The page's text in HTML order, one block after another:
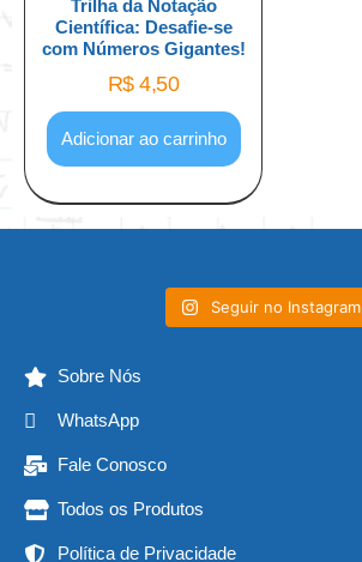
Trilha da Notação
Científica: Desafie-se
com Números Gigantes!
R$4,50
Adicionar ao carrinho
Sobre Nós
WhatsApp
Fale Conosco
Todos os Produtos
Política de Privacidade
Seguir no Instagram